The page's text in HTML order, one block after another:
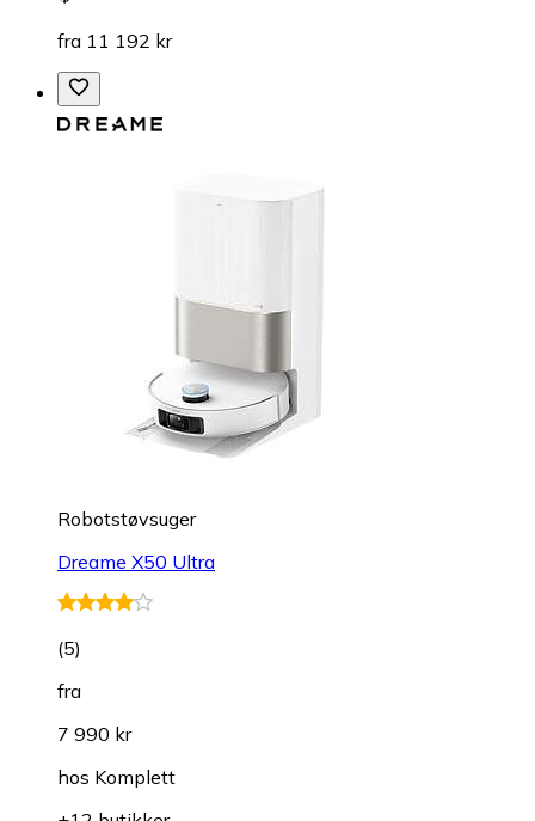
fra 11 192 kr
Robotstøvsuger
Dreame X50 Ultra
(5)
fra
7 990 kr
hos Komplett